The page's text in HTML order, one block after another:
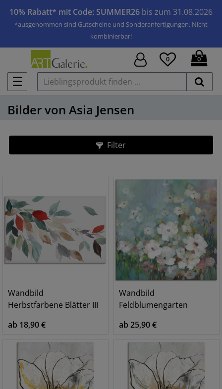
10% Rabatt* mit Code: SUMMER26 bis zum 31.08.2026
*ausgenommen sind Gutscheine und Sonderanfertigungen. Nicht
kombinierbar!
☰
0 0
Bilder von Asia Jensen
Filter
Wandbild
Herbstfarbene Blätter III
ab 18,90 €
Wandbild
Feldblumengarten
ab 25,90 €